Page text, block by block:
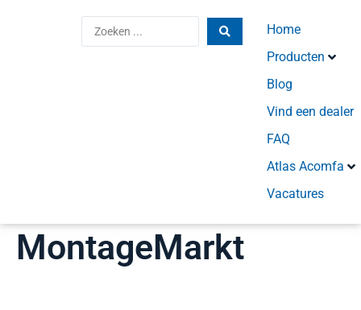
Home
Producten
Blog
Vind een dealer
FAQ
Atlas Acomfa
Vacatures
MontageMarkt